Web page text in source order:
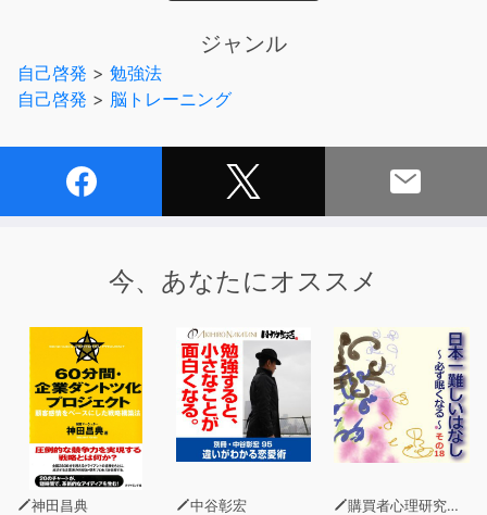
世の中に存在する「試験」と名のつくもののほとんどは記
憶の量で結果が左右されるので、
「記憶力」を身につければ、たいていの問題は解決できま
本書は、記憶力日本一、日本人初の世界グランドマスター
ク集なので、
「脳×勉強法」の類書が多いなか、圧倒的に実践向きの本
に仕上がっています。
試験、資格、英語、ビジネスほか……
記憶力が左右するものなら、なんでも効果抜群!
ジャンル
自己啓発 > 勉強法
自己啓発 > 脳トレーニング
今、あなたにオススメ
神田昌典 中谷彰宏 購買者心理研究所 株式会社モデンナ 顧問 青木幹和